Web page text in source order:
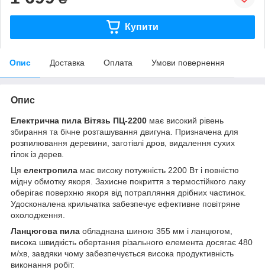
Купити
Опис Доставка Оплата Умови повернення
Опис
Електрична пила Вітязь ПЦ-2200 має високий рівень
збирання та бічне розташування двигуна. Призначена для
розпилювання деревини, заготівлі дров, видалення сухих
гілок із дерев.
Ця електропила має високу потужність 2200 Вт і повністю
мідну обмотку якоря. Захисне покриття з термостійкого лаку
оберігає поверхню якоря від потрапляння дрібних частинок.
Удосконалена крильчатка забезпечує ефективне повітряне
охолодження.
Ланцюгова пила обладнана шиною 355 мм і ланцюгом,
висока швидкість обертання різального елемента досягає 480
м/хв, завдяки чому забезпечується висока продуктивність
виконання робіт.